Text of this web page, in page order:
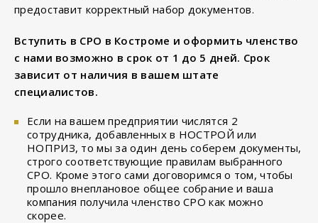
предоставит корректный набор документов.
Вступить в СРО в Костроме и оформить членство
с нами возможно в срок от 1 до 5 дней. Срок
зависит от наличия в вашем штате
специалистов.
Если на вашем предприятии числятся 2
сотрудника, добавленных в НОСТРОЙ или
НОПРИЗ, то мы за один день соберем документы,
строго соответствующие правилам выбранного
СРО. Кроме этого сами договоримся о том, чтобы
прошло внеплановое общее собрание и ваша
компания получила членство СРО как можно
скорее.